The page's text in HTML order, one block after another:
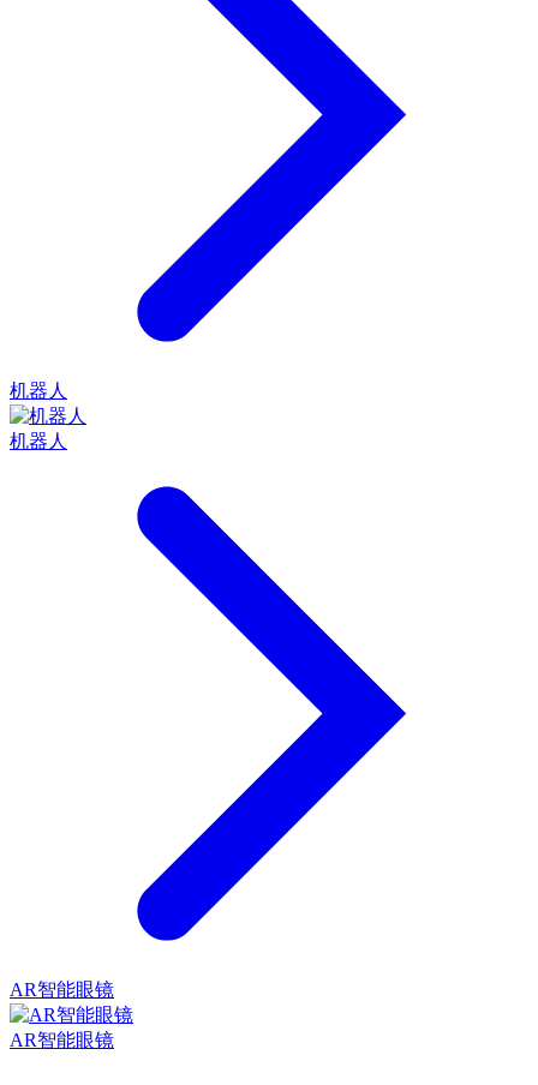
机器人
机器人
AR智能眼镜
AR智能眼镜